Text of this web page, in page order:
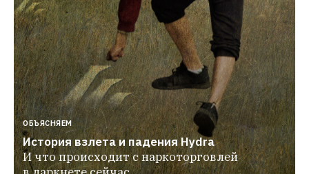
ОБЪЯСНЯЕМ
История взлета и падения Hydra
И что происходит с наркоторговлей